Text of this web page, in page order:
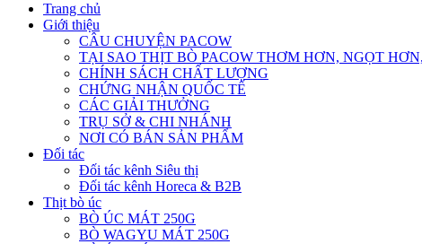
Trang chủ
Giới thiệu
CÂU CHUYỆN PACOW
TẠI SAO THỊT BÒ PACOW THƠM HƠN, NGỌT
CHÍNH SÁCH CHẤT LƯỢNG
CHỨNG NHẬN QUỐC TẾ
CÁC GIẢI THƯỞNG
TRỤ SỞ & CHI NHÁNH
NƠI CÓ BÁN SẢN PHẨM
Đối tác
Đối tác kênh Siêu thị
Đối tác kênh Horeca & B2B
Thịt bò úc
BÒ ÚC MÁT 250G
BÒ WAGYU MÁT 250G